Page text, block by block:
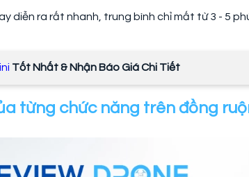
diễn ra rất nhanh, trung bình chỉ mất từ 3 - 5
Tốt Nhất & Nhận Báo Giá Chi Tiết
từng chức năng trên đồng